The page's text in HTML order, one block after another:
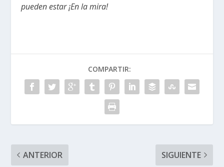
pueden estar ¡En la mira!
COMPARTIR:
ANTERIOR SIGUIENTE